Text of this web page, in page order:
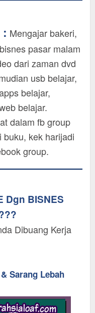
Mengajar bakeri,
pasar malam
dari zaman dvd
usb belajar,
belajar,
belajar.
dalam fb group
buku, kek harijadi
group.
Dgn BISNES
Dibuang Kerja
Sarang Lebah